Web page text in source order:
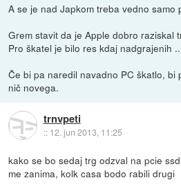
A se je nad Japkom treba vedno samo
Grem stavit da je Apple dobro raziskal
Pro škatel je bilo res kdaj nadgrajenih
Če bi pa naredil navadno PC škatlo, bi
nič novega.
trnvpeti
:: 12. jun 2013, 11:25
kako se bo sedaj trg odzval na pcie ssd
me zanima, kolk casa bodo rabili drugi